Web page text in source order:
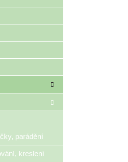
parádění
kreslení